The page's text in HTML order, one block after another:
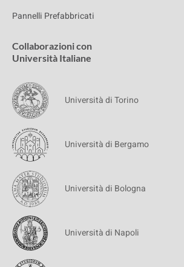
Pannelli Prefabbricati
Collaborazioni con
Università Italiane
Università di Torino
Università di Bergamo
Università di Bologna
Università di Napoli